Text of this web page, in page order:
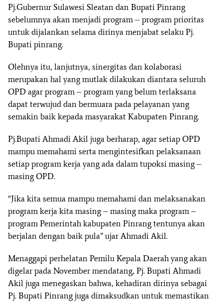
Pj.Gubernur Sulawesi Sleatan dan Bupati Pinrang
sebelumnya akan menjadi program – program prioritas
untuk dijalankan selama dirinya menjabat selaku Pj.
Bupati pinrang.
Olehnya itu, lanjutnya, sinergitas dan kolaborasi
merupakan hal yang mutlak dilakukan diantara seluruh
OPD agar program – program yang belum terlaksana
dapat terwujud dan bermuara pada pelayanan yang
semakin baik kepada masyarakat Kabupaten Pinrang.
Pj.Bupati Ahmadi Akil juga berharap, agar setiap OPD
mampu memahami serta mengintesifkan pelaksanaan
setiap program kerja yang ada dalam tupoksi masing –
masing OPD.
“Jika kita semua mampu memahami dan melaksanakan
program kerja kita masing – masing maka program –
program Pemerintah kabupaten Pinrang tentunya akan
berjalan dengan baik pula” ujar Ahmadi Akil.
Menaggapi perhelatan Pemilu Kepala Daerah yang akan
digelar pada November mendatang, Pj. Bupati Ahmadi
Akil juga menegaskan bahwa, kehadiran dirinya sebagai
Pj. Bupati Pinrang juga dimaksudkan untuk memastikan